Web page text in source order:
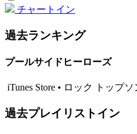
チャートイン
過去ランキング
プールサイドヒーローズ
iTunes Store • ロック トップ
過去プレイリストイン